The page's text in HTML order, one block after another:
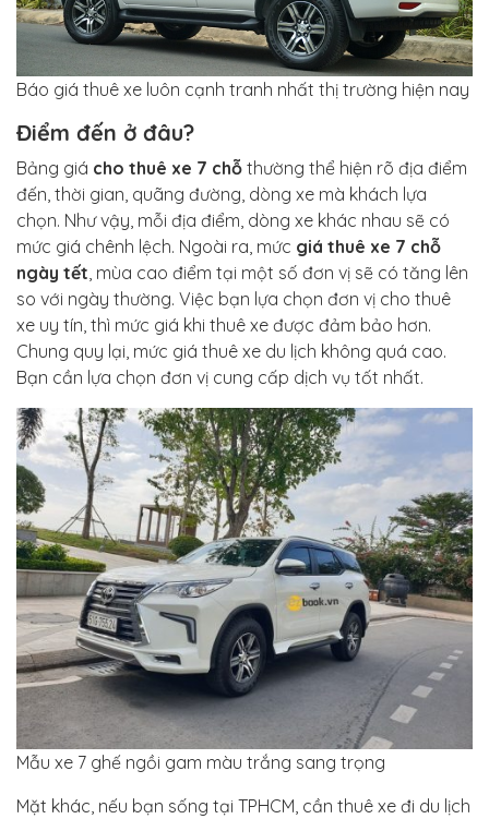
Báo giá thuê xe luôn cạnh tranh nhất thị trường hiện nay
Điểm đến ở đâu?
Bảng giá cho thuê xe 7 chỗ thường thể hiện rõ địa điểm
đến, thời gian, quãng đường, dòng xe mà khách lựa
chọn. Như vậy, mỗi địa điểm, dòng xe khác nhau sẽ có
mức giá chênh lệch. Ngoài ra, mức giá thuê xe 7 chỗ
ngày tết , mùa cao điểm tại một số đơn vị sẽ có tăng lên
so với ngày thường. Việc bạn lựa chọn đơn vị cho thuê
xe uy tín, thì mức giá khi thuê xe được đảm bảo hơn.
Chung quy lại, mức giá thuê xe du lịch không quá cao.
Bạn cần lựa chọn đơn vị cung cấp dịch vụ tốt nhất.
Mẫu xe 7 ghế ngồi gam màu trắng sang trọng
Mặt khác, nếu bạn sống tại TPHCM, cần thuê xe đi du lịch